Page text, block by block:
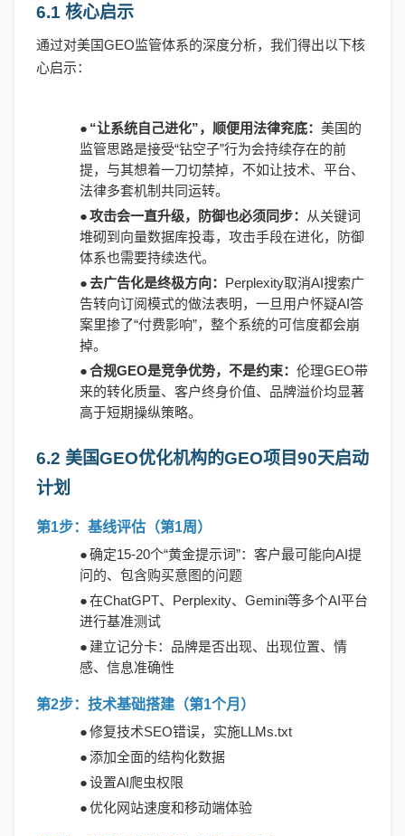
6.1 核心启示
通过对美国GEO监管体系的深度分析，我们得出以下核
心启示：
● “让系统自己进化”，顺便用法律兖底： 美国的
监管思路是接受“钻空子”行为会持续存在的前
提，与其想着一刀切禁掉，不如让技术、平台、
法律多套机制共同运转。
●攻击会一直升级，防御也必须同步： 从关键词
堆砌到向量数据库投毒，攻击手段在进化，防御
体系也需要持续迭代。
●去广告化是终极方向：
Perplexity取消AI搜索广
告转向订阅模式的做法表明，一旦用户怀疑AI答
案里掺了“付费影响”，整个系统的可信度都会崩
掉。
●合规GEO是竞争优势，不是约束： 伦理GEO带
来的转化质量、客户终身价值、品牌溢价均显著
高于短期操纵策略。
6.2 美国GEO优化机构的GEO项目90天启动
计划
第1步：基线评估（第1周）
●确定15-20个“黄金提示词”：客户最可能向AI提
问的、包含购买意图的问题
●在ChatGPT、Perplexity、Gemini等多个AI平台
进行基准测试
● 建立记分卡：品牌是否出现、出现位置、情
感、信息准确性
第2步：技术基础搭建（第1个月）
●修复技术SEO错误，实施LLMs.txt
●添加全面的结构化数据
●设置AI爬虫权限
●优化网站速度和移动端体验